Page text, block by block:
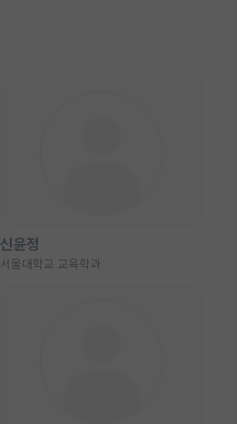
신윤정
서울대학교 교육학과